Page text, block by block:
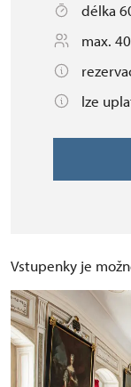
délka
max.
lze
Vstupenky je